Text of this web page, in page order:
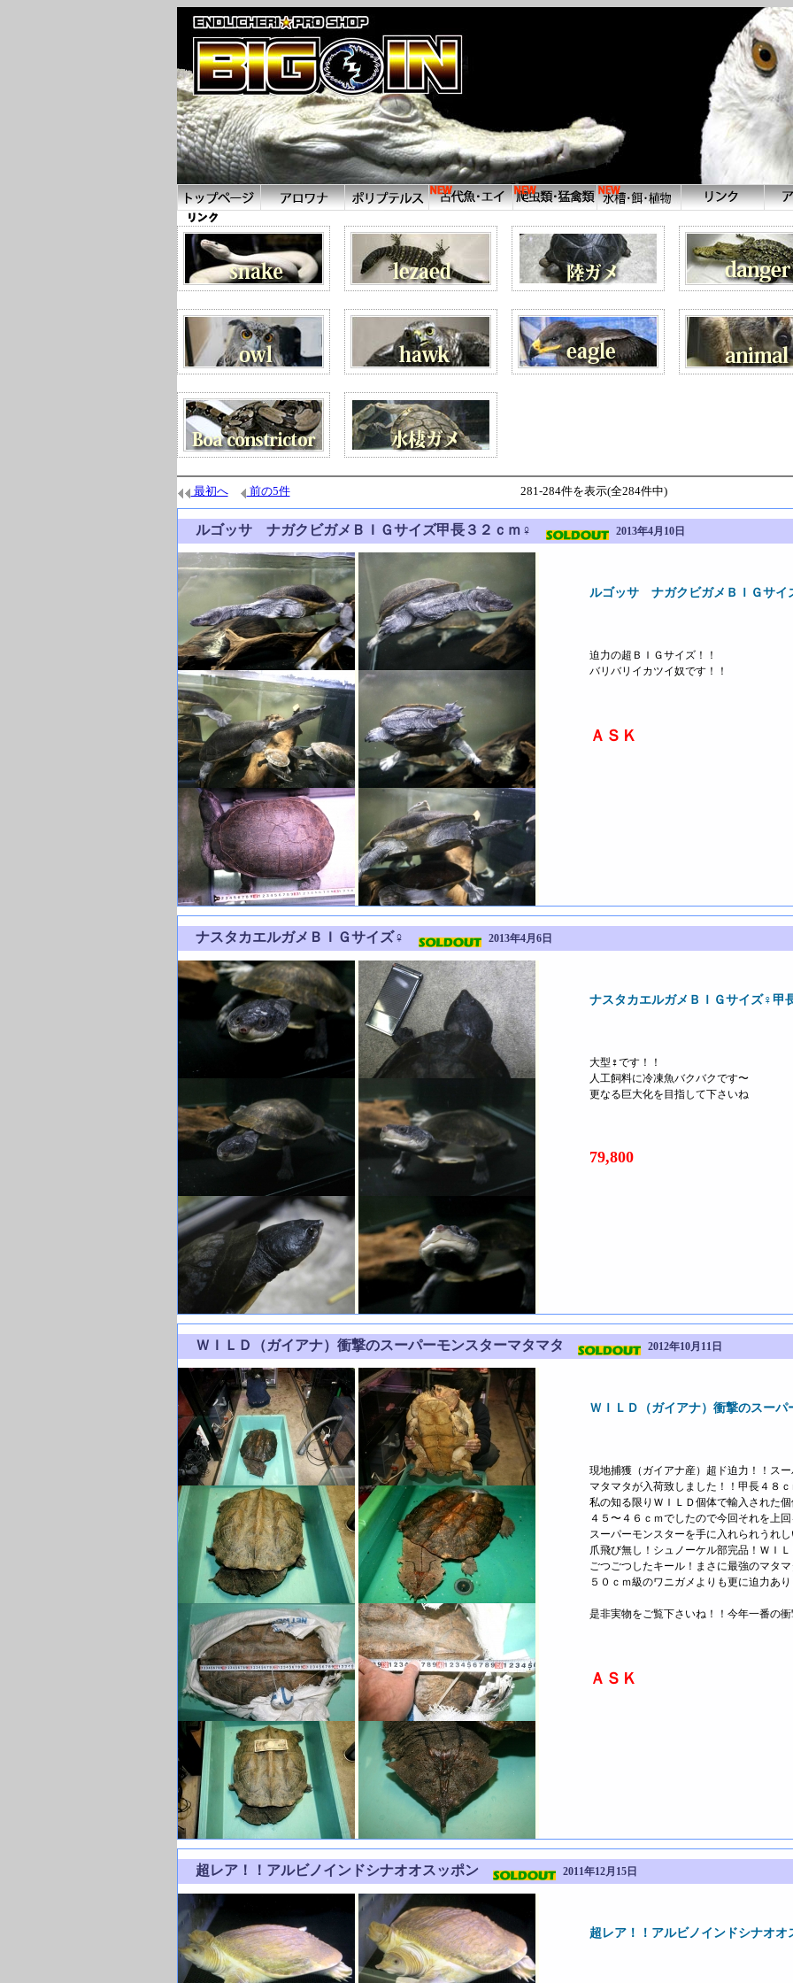
最初へ 前の5件 281-284件を表示(全284件中)
ルゴッサ ナガクビガメＢＩＧサイズ甲長３２ｃｍ♀ 2013年4月10日
ルゴッサ ナガクビガメＢＩＧサイ
迫力の超ＢＩＧサイズ！！
バリバリイカツイ奴です！！
ＡＳＫ
ナスタカエルガメＢＩＧサイズ♀ 2013年4月6日
ナスタカエルガメＢＩＧサイズ♀甲
大型♀です！！
人工飼料に冷凍魚バクバクです〜
更なる巨大化を目指して下さいね
79,800
ＷＩＬＤ（ガイアナ）衝撃のスーパーモンスターマタマタ 2012年10月11日
ＷＩＬＤ（ガイアナ）衝撃のスーパ
現地捕獲（ガイアナ産）超ド迫力！！ス
マタマタが入荷致しました！！甲長４８ｃ
私の知る限りＷＩＬＤ個体で輸入された
４５〜４６ｃｍでしたので今回それを上回
スーパーモンスターを手に入れられうれし
爪飛び無し！シュノーケル部完品！ＷＩＬ
ごつごつしたキール！まさに最強のマタマ
５０ｃｍ級のワニガメよりも更に迫力あり
是非実物をご覧下さいね！！今年一番の衝
ＡＳＫ
超レア！！アルビノインドシナオオスッポン 2011年12月15日
超レア！！アルビノインドシナオ